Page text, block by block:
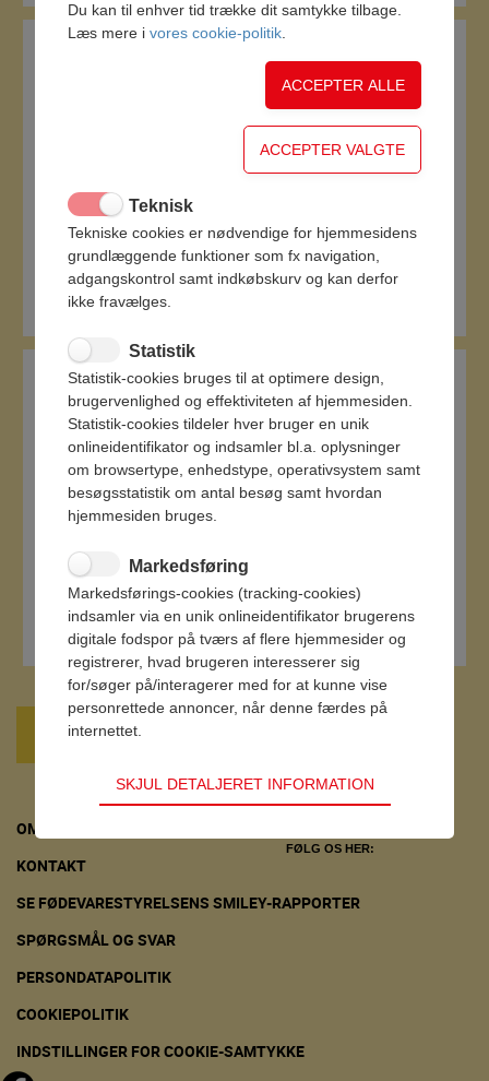
Den Originale Salami, 250g
Italiensk inspireret spegepølse, 250g
Tilbage
OM 3-STJERNET
KONTAKT
SE FØDEVARESTYRELSENS SMILEY-RAPPORTER
SPØRGSMÅL OG SVAR
PERSONDATAPOLITIK
COOKIEPOLITIK
INDSTILLINGER FOR COOKIE-SAMTYKKE
FØLG OS HER:
Du kan til enhver tid trække dit samtykke tilbage.
Læs mere i vores cookie-politik
Teknisk
Tekniske cookies er nødvendige for hjemmesidens
grundlæggende funktioner som fx navigation,
adgangskontrol samt indkøbskurv og kan derfor
ikke fravælges.
Statistik
Statistik-cookies bruges til at optimere design,
brugervenlighed og effektiviteten af hjemmesiden.
Statistik-cookies tildeler hver bruger en unik
onlineidentifikator og indsamler bl.a. oplysninger
om browsertype, enhedstype, operativsystem samt
besøgsstatistik om antal besøg samt hvordan
hjemmesiden bruges.
Markedsføring
Markedsførings-cookies (tracking-cookies)
indsamler via en unik onlineidentifikator brugerens
digitale fodspor på tværs af flere hjemmesider og
registrerer, hvad brugeren interesserer sig
for/søger på/interagerer med for at kunne vise
personrettede annoncer, når denne færdes på
internettet.
SKJUL DETALJERET INFORMATION